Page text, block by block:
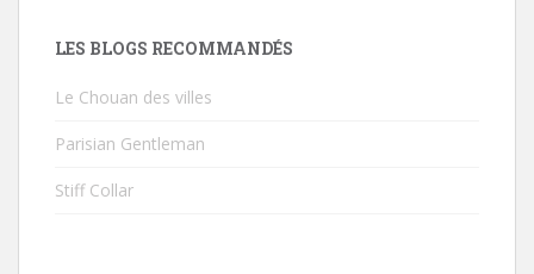
LES BLOGS RECOMMANDÉS
Le Chouan des villes
Parisian Gentleman
Stiff Collar